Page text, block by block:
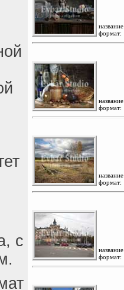
с
формат:
формат:
формат:
формат: